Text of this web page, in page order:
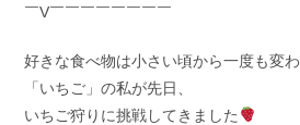
￣V￣￣￣￣￣￣￣￣
好きな食べ物は小さい頃から一度も変
「いちご」の私が先日、
いちご狩りに挑戦してきました